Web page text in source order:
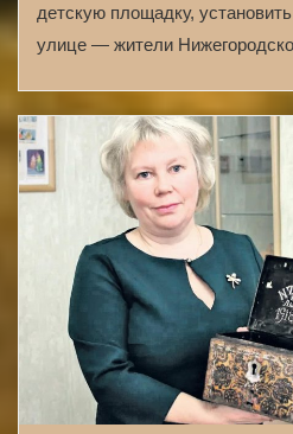
детскую площадку,
улице — жители